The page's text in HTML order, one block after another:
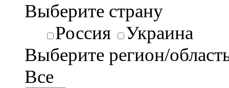
Выберите страну
Россия
Украина
Выберите регион/
Все